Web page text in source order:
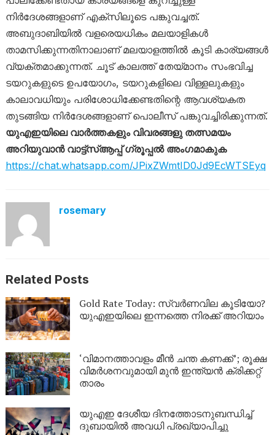
നിർദേശങ്ങളാണ് എക്സിലൂടെ പങ്കുവച്ചത്.
അബുദാബിയിൽ വളരെയധികം മലയാളികൾ
താമസിക്കുന്നതിനാലാണ് മലയാളത്തിൽ കൂടി കാര്യങ്ങൾ
വ്യക്തമാക്കുന്നത്. ചൂട് കാലത്ത് തേയ്മാനം സംഭവിച്ച
ടയറുകളുടെ ഉപയോ​ഗം, ടയറുകളിലെ വിള്ളലുകളും
കാലാവധിയും പരിശോധിക്കേണ്ടതി​ന്റെ ആവശ്യകത
തുടങ്ങിയ നിർദേശങ്ങളാണ് പൊലീസ് പങ്കുവച്ചിരിക്കുന്നത്.
യുഎഇയിലെ വാർത്തകളും വിവരങ്ങളു തത്സമയം
അറിയുവാൻ വാട്ട്‌സ്ആപ്പ് ഗ്രൂപ്പൽ അംഗമാകുക
https://chat.whatsapp.com/JPixZWmtID0Jd9EcWTSEyq
rosemary
Related Posts
Gold Rate Today: സ്വര്‍ണവില കൂടിയോ?
യുഎഇയിലെ ഇന്നത്തെ നിരക്ക് അറിയാം
‘വിമാനത്താവളം മീന്‍ ചന്ത കണക്ക്’; രൂക്ഷ
വിമര്‍ശനവുമായി മുന്‍ ഇന്ത്യന്‍ ക്രിക്കറ്റ്
താരം
യുഎഇ ദേശീയ ദിനത്തോടനുബന്ധിച്ച്
ദുബായിൽ അവധി പ്രഖ്യാപിച്ചു